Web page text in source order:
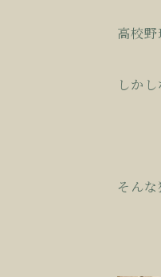
高校
しか
そん